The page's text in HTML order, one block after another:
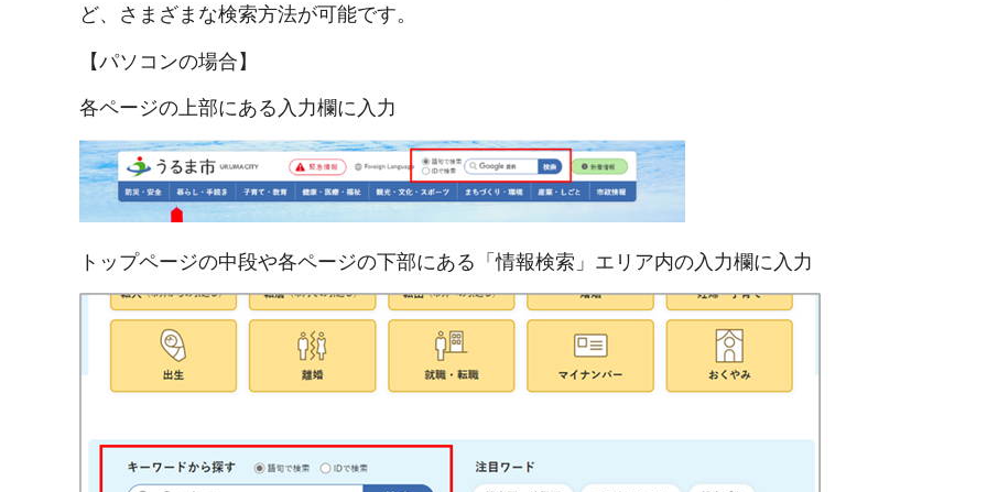
ど、さまざまな検索方法が可能です。
【パソコンの場合】
各ページの上部にある入力欄に入力
トップページの中段や各ページの下部にある「情報検索」エリア内の入力欄に入力